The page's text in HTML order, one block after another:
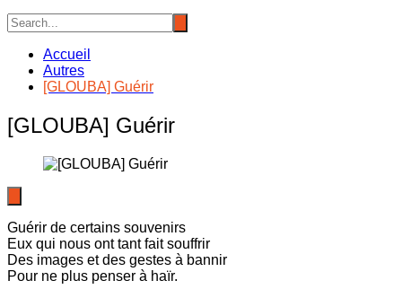
Accueil
Autres
[GLOUBA] Guérir
[GLOUBA] Guérir
Guérir de certains souvenirs
Eux qui nous ont tant fait souffrir
Des images et des gestes à bannir
Pour ne plus penser à haïr.